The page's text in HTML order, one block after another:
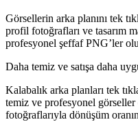
Görsellerin arka planını tek
profil fotoğrafları ve tasarım
profesyonel şeffaf PNG’ler
Daha temiz ve satışa daha
Kalabalık arka planları tek
temiz ve profesyonel
fotoğraflarıyla dönüşüm